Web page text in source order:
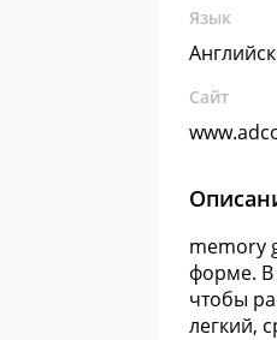
Язык
Сайт
memory
форме. В
чтобы
легкий,